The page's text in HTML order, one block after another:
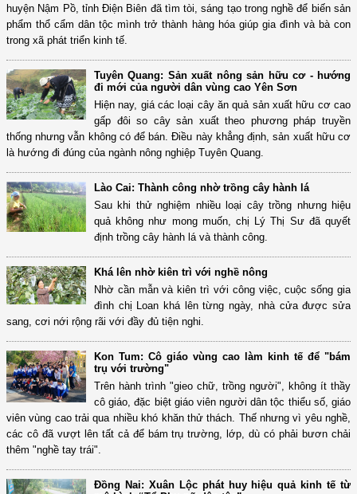
huyện Nậm Pồ, tỉnh Điện Biên đã tìm tòi, sáng tạo trong nghề để biến sản
phẩm thổ cẩm dân tộc mình trở thành hàng hóa giúp gia đình và bà con
trong xã phát triển kinh tế.
Tuyên Quang: Sản xuất nông sản hữu cơ - hướng
đi mới của người dân vùng cao Yên Sơn
Hiện nay, giá các loại cây ăn quả sản xuất hữu cơ cao
gấp đôi so cây sản xuất theo phương pháp truyền
thống nhưng vẫn không có để bán. Điều này khẳng định, sản xuất hữu cơ
là hướng đi đúng của ngành nông nghiệp Tuyên Quang.
Lào Cai: Thành công nhờ trồng cây hành lá
Sau khi thử nghiệm nhiều loại cây trồng nhưng hiệu
quả không như mong muốn, chị Lý Thị Sư đã quyết
định trồng cây hành lá và thành công.
Khá lên nhờ kiên trì với nghề nông
Nhờ cần mẫn và kiên trì với công việc, cuộc sống gia
đình chị Loan khá lên từng ngày, nhà cửa được sửa
sang, cơi nới rộng rãi với đầy đủ tiện nghi.
Kon Tum: Cô giáo vùng cao làm kinh tế để "bám
trụ với trường"
Trên hành trình "gieo chữ, trồng người", không ít thầy
cô giáo, đặc biệt giáo viên người dân tộc thiểu số, giáo
viên vùng cao trải qua nhiều khó khăn thử thách. Thế nhưng vì yêu nghề,
các cô đã vượt lên tất cả để bám trụ trường, lớp, dù có phải bươn chải
thêm "nghề tay trái".
Đồng Nai: Xuân Lộc phát huy hiệu quả kinh tế từ